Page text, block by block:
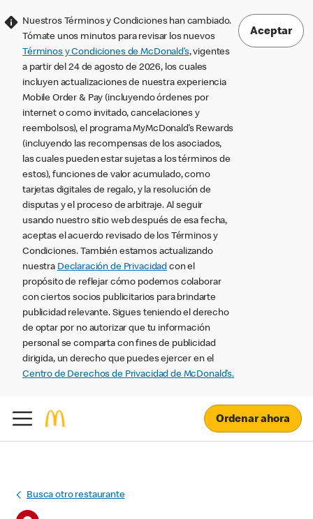
Nuestros Términos y Condiciones han cambiado.
Tómate unos minutos para revisar los nuevos
Términos y Condiciones de McDonald’s, vigentes
a partir del 24 de agosto de 2026, los cuales
incluyen actualizaciones de nuestra experiencia
Mobile Order & Pay (incluyendo órdenes por
internet o como invitado, cancelaciones y
reembolsos), el programa MyMcDonald’s Rewards
(incluyendo las recompensas de los asociados,
las cuales pueden estar sujetas a los términos de
estos), funciones de valor acumulado, como
tarjetas digitales de regalo, y la resolución de
disputas y el proceso de arbitraje. Al seguir
usando nuestro sitio web después de esa fecha,
aceptas el acuerdo revisado de los Términos y
Condiciones. También estamos actualizando
nuestra Declaración de Privacidad con el
propósito de reflejar cómo podemos colaborar
con ciertos socios publicitarios para brindarte
publicidad relevante. Sigues teniendo el derecho
de optar por no autorizar que tu información
personal se comparta con fines de publicidad
dirigida, un derecho que puedes ejercer en el
Centro de Derechos de Privacidad de McDonald’s.
Aceptar
Ordenar ahora
Busca otro restaurante